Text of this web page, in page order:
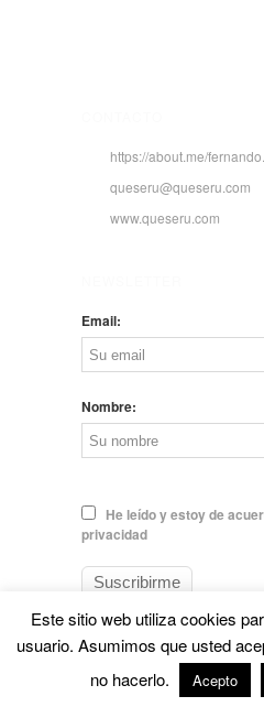
https://about.me/
queseru@queseru.com
www.queseru.com
Email:
Nombre:
He leído y estoy de
privacidad
© EL QUESERU.
Este sitio web utiliza cookies
usuario. Asumimos que usted
no hacerlo.
Acepto